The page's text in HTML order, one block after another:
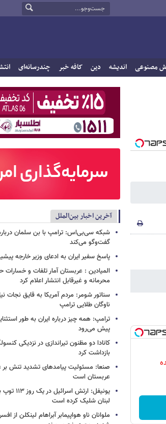
مصنوعی اندیشه دین کافه خبر چندرسانه‌ای
آخرین اخبار بین‌الملل
شبکه سی‌بی‌اس: ترامپ با بن سلمان
گفت‌وگو می‌کند
پاسخ سفیر ایران به ادعای وزیر خارجه
المیادین : عربستان آمار تلفات و خسارات
محرمانه و غیرقابل انتشار اعلام کرد
سناتور شومر: مردم آمریکا به قایق نجات
ناوگان طلایی ترامپ
ترامپ: همه چیز درباره ایران به طور
پیش می‌رود
کانادا دو مظنون تیراندازی در نزدیکی
بازداشت کرد
صنعا: مسئولیت پیامدهای تشدید تنش بر
عربستان است
یونیفل: ارتش
لبنان شلیک کرده است
ملوانان ناو هواپیمابر آبراهام لینکلن از